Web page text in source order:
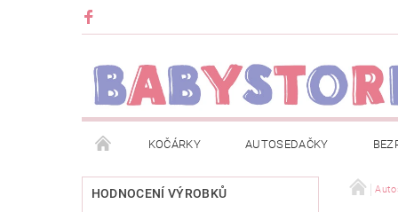
KOČÁRKY AUTOSEDAČKY
METRÁŽ ZNAČKY ROZBALENO NEBO
HODNOCENÍ VÝROBKŮ